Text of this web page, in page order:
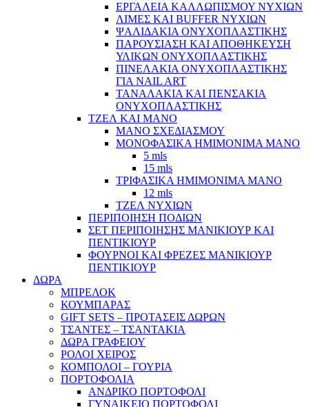
ΕΡΓΑΛΕΙΑ ΚΑΛΛΩΠΙΣΜΟΥ ΝΥΧΙΩΝ
ΛΙΜΕΣ ΚΑΙ BUFFER ΝΥΧΙΩΝ
ΨΑΛΙΔΑΚΙΑ ΟΝΥΧΟΠΛΑΣΤΙΚΗΣ
ΠΑΡΟΥΣΙΑΣΗ ΚΑΙ ΑΠΟΘΗΚΕΥΣΗ
ΥΛΙΚΩΝ ΟΝΥΧΟΠΛΑΣΤΙΚΗΣ
ΠΙΝΕΛΑΚΙΑ ΟΝΥΧΟΠΛΑΣΤΙΚΗΣ
ΓΙΑ NAIL ART
ΤΑΝΑΛΑΚΙΑ ΚΑΙ ΠΕΝΣΑΚΙΑ
ΟΝΥΧΟΠΛΑΣΤΙΚΗΣ
ΤΖΕΛ ΚΑΙ ΜΑΝΟ
ΜΑΝΟ ΣΧΕΔΙΑΣΜΟΥ
ΜΟΝΟΦΑΣΙΚΑ ΗΜΙΜΟΝΙΜΑ ΜΑΝΟ
5 mls
15 mls
ΤΡΙΦΑΣΙΚΑ ΗΜΙΜΟΝΙΜΑ ΜΑΝΟ
12 mls
ΤΖΕΛ ΝΥΧΙΩΝ
ΠΕΡΙΠΟΙΗΣΗ ΠΟΔΙΩΝ
ΣΕΤ ΠΕΡΙΠΟΙΗΣΗΣ ΜΑΝΙΚΙΟΥΡ ΚΑΙ
ΠΕΝΤΙΚΙΟΥΡ
ΦΟΥΡΝΟΙ ΚΑΙ ΦΡΕΖΕΣ ΜΑΝΙΚΙΟΥΡ
ΠΕΝΤΙΚΙΟΥΡ
ΔΩΡΑ
ΜΠΡΕΛΟΚ
ΚΟΥΜΠΑΡΑΣ
GIFT SETS – ΠΡΟΤΑΣΕΙΣ ΔΩΡΩΝ
ΤΣΑΝΤΕΣ – ΤΣΑΝΤΑΚΙΑ
ΔΩΡΑ ΓΡΑΦΕΙΟΥ
ΡΟΛΟΙ ΧΕΙΡΟΣ
ΚΟΜΠΟΛΟΙ – ΓΟΥΡΙΑ
ΠΟΡΤΟΦΟΛΙΑ
ΑΝΔΡΙΚΟ ΠΟΡΤΟΦΟΛΙ
ΓΥΝΑΙΚΕΙΟ ΠΟΡΤΟΦΟΛΙ